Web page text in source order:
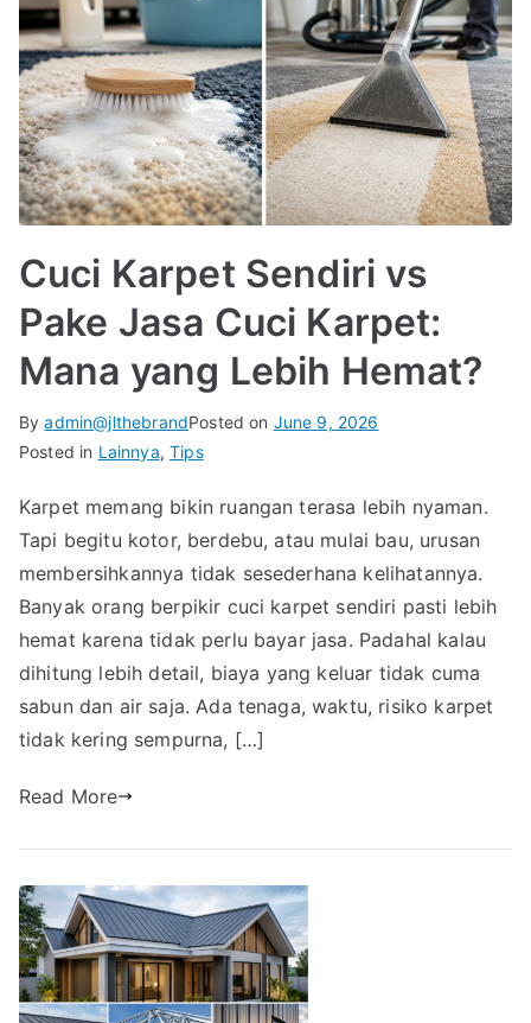
Cuci Karpet Sendiri vs
Pake Jasa Cuci Karpet:
Mana yang Lebih Hemat?
Byadmin@jlthebrandPosted on June 9, 2026
Posted in Lainnya,Tips
Karpet memang bikin ruangan terasa lebih nyaman.
Tapi begitu kotor, berdebu, atau mulai bau, urusan
membersihkannya tidak sesederhana kelihatannya.
Banyak orang berpikir cuci karpet sendiri pasti lebih
hemat karena tidak perlu bayar jasa. Padahal kalau
dihitung lebih detail, biaya yang keluar tidak cuma
sabun dan air saja. Ada tenaga, waktu, risiko karpet
tidak kering sempurna, […]
Read More